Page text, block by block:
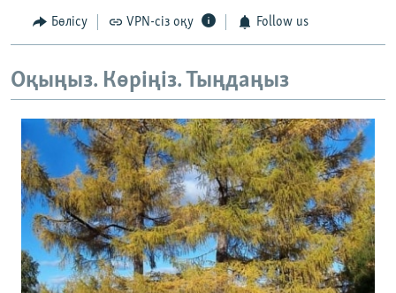
Бөлісу VPN-сіз оқу Follow us
Оқыңыз. Көріңіз. Тыңдаңыз